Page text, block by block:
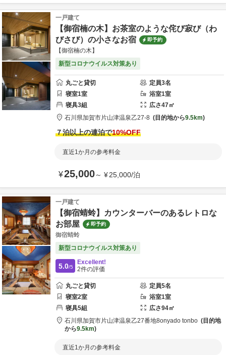
一戸建て
【御宿楠の木】お茶室のような侘び寂び（わ
びさび）の小さなお宿
即予約
【御宿楠の木】
新型コロナウイルス対策あり
丸ごと貸切 定員3名
寝室1室 浴室1室
寝具3組 広さ47㎡
石川県加賀市片山津温泉乙27-8 目的地から9.5km
７泊以上の連泊で10%OFF
直近1か月の参考料金
¥25,000～ ¥25,000/泊
一戸建て
【御宿蜻蛉】カウンターバーのあるレトロな
お部屋
即予約
御宿蜻蛉
新型コロナウイルス対策あり
5.0/5
Excellent!
2件の評価
丸ごと貸切 定員5名
寝室2室 浴室1室
寝具5組 広さ94㎡
石川県加賀市片山津温泉乙27番地8onyado tonbo
目的地
から9.5km
直近1か月の参考料金